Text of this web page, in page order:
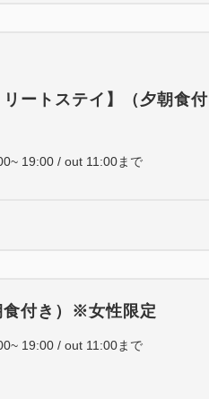
ートステイ】（夕朝食付
19:00 / out 11:00まで
食付き）※女性限定
19:00 / out 11:00まで